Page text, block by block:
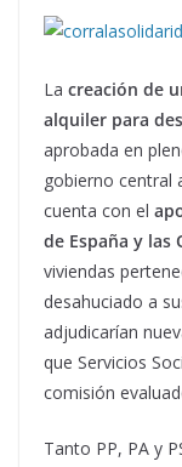
La creación de
alquiler para
aprobada en
gobierno central
cuenta con el
de España y las
viviendas
desahuciado a
adjudicarían
que Servicios
comisión
Tanto PP, PA y